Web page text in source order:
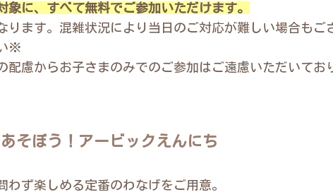
に、すべて無料でご参加いただけます。
ります。混雑状況により当日のご対応が難しい場合もご
※
慮からお子さまのみでのご参加はご遠慮いただいてお
そぼう！アービックえんにち
ず楽しめる定番のわなげをご用意。